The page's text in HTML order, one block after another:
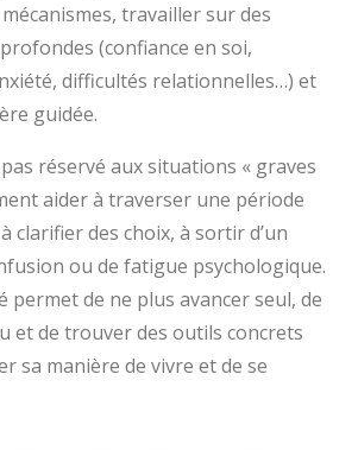
travailler sur des
(confiance en soi,
difficultés relationnelles…) et
guidée.
réservé aux situations « graves
aider à traverser une période
clarifier des choix, à sortir d’un
ou de fatigue psychologique.
permet de ne plus avancer seul, de
et de trouver des outils concrets
sa manière de vivre et de se